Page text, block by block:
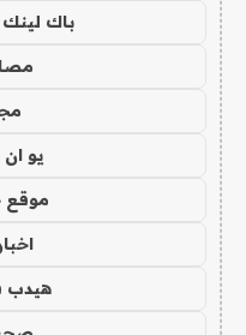
باك
يو
موقع
اخبار 24
هيدب